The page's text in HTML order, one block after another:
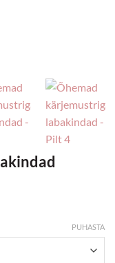
PUHASTA